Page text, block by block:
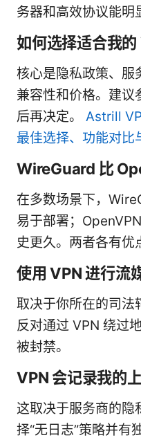
务器和高效协议能明
如何选择适合我的
核心是隐私政策、服
兼容性和价格。建议
后再决定。 Astrill
最佳选择、功能对比
WireGuard 比
在多数场景下，
易于部署；
史更久。两者各有优
使用 VPN 进行流
取决于你所在的司法
反对通过 VPN 绕过
被封禁。
VPN 会记录我的
这取决于服务商的隐
择“无日志”策略并有